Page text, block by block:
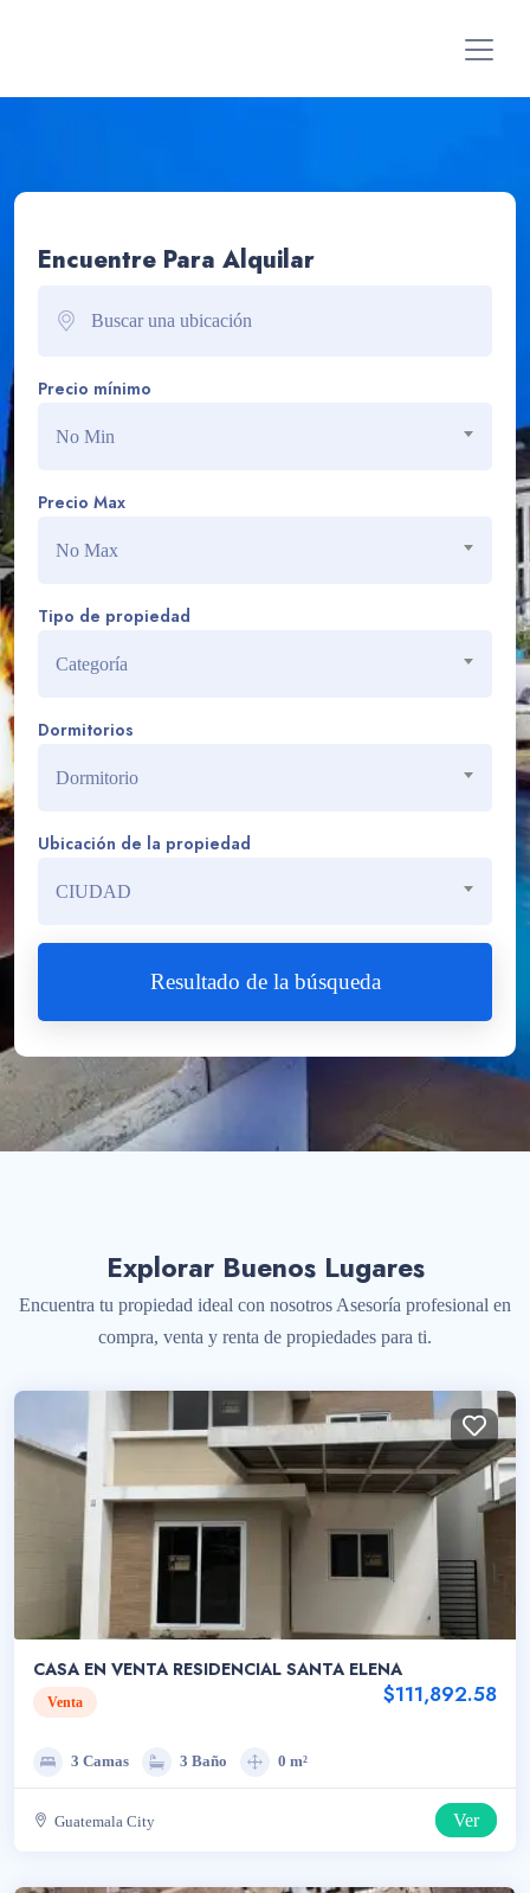
Encuentre Para Alquilar
Precio mínimo
No Min
Precio Max
No Max
Tipo de propiedad
Categoría
Dormitorios
Dormitorio
Ubicación de la propiedad
CIUDAD
Resultado de la búsqueda
Explorar Buenos Lugares
Encuentra tu propiedad ideal con nosotros Asesoría profesional en
compra, venta y renta de propiedades para ti.
CASA EN VENTA RESIDENCIAL SANTA ELENA
Venta $111,892.58
3 Camas 3 Baño 0 m²
Guatemala City Ver